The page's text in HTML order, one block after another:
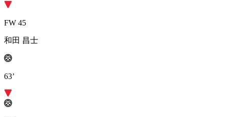
FW 45
和田 昌士
63’